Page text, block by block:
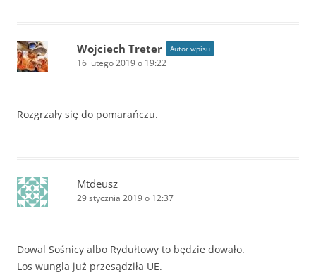
Wojciech Treter Autor wpisu
16 lutego 2019 o 19:22
Rozgrzały się do pomarańczu.
Mtdeusz
29 stycznia 2019 o 12:37
Dowal Sośnicy albo Rydułtowy to będzie dowało.
Los wungla już przesądziła UE.